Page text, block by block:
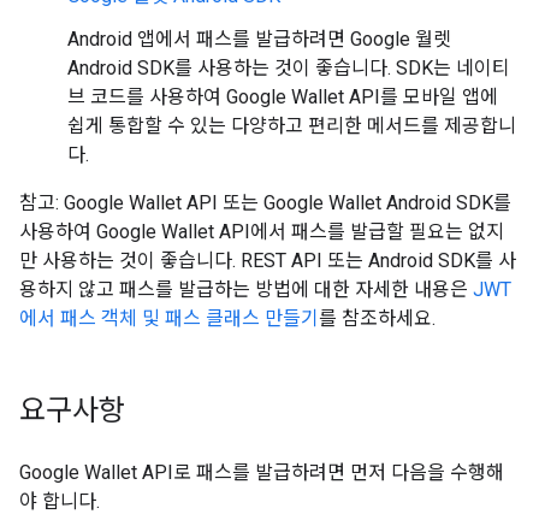
Android 앱에서 패스를 발급하려면 Google 월렛
Android SDK를 사용하는 것이 좋습니다. SDK는 네이티
브 코드를 사용하여 Google Wallet API를 모바일 앱에
쉽게 통합할 수 있는 다양하고 편리한 메서드를 제공합니
다.
참고: Google Wallet API 또는 Google Wallet Android SDK를
사용하여 Google Wallet API에서 패스를 발급할 필요는 없지
만 사용하는 것이 좋습니다. REST API 또는 Android SDK를 사
용하지 않고 패스를 발급하는 방법에 대한 자세한 내용은 JWT
에서 패스 객체 및 패스 클래스 만들기 를 참조하세요.
요구사항
Google Wallet API로 패스를 발급하려면 먼저 다음을 수행해
야 합니다.